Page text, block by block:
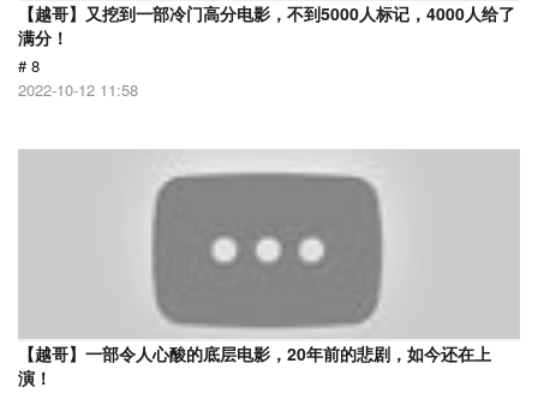
【越哥】又挖到一部冷门高分电影，不到5000人标记，4000人给了
满分！
# 8
2022-10-12 11:58
【越哥】一部令人心酸的底层电影，20年前的悲剧，如今还在上
演！